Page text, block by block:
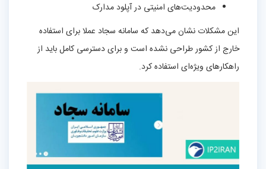
محدودیت‌های امنیتی در آپلود مدارک
این مشکلات نشان می‌دهد که سامانه سجاد عملا برای استفاده
خارج از کشور طراحی نشده است و برای دسترسی کامل باید از
راهکارهای ویژه‌ای استفاده کرد.